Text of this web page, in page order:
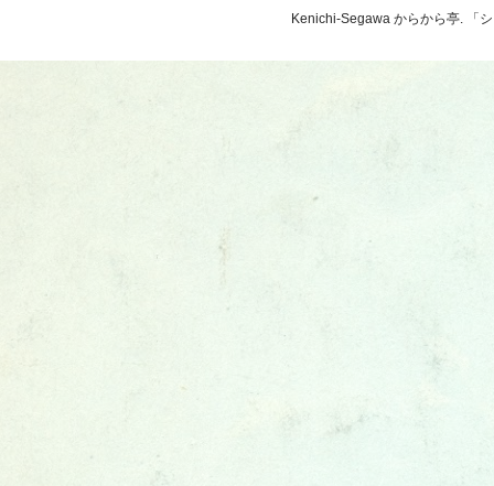
Kenichi-Segawa からから亭. 「